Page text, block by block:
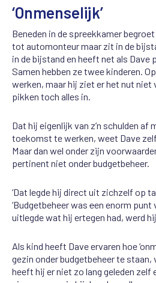
‘Onmenselijk’
Beneden in de spreekkamer
tot automonteur maar zit in de
in de bijstand en heeft net als Dave
Samen hebben ze twee kinderen.
werken, maar hij ziet er het nut niet
pikken toch alles in.
Dat hij eigenlijk van z’n schulden af
toekomst te werken, weet Dave
Maar dan wel onder zijn
pertinent niet onder budgetbeheer.
‘Dat legde hij direct uit zichzelf op
‘Budgetbeheer was een enorm punt
uitlegde wat hij ertegen had, werd
Als kind heeft Dave ervaren hoe
gezin onder budgetbeheer te
heeft hij er niet zo lang geleden zelf